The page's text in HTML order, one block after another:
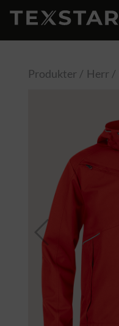
Produkter Herr